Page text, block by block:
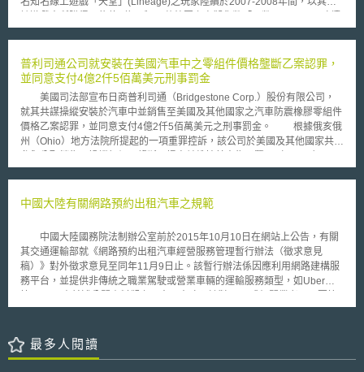
轉賣給其他約2000位遊戲玩家，以賺取價差。該案於2008年經釜山檢察廳
以5百萬及3百萬韓圜之罰金。經兩名玩家提起正式裁判請求後，釜山地方法
院仍維持簡易判決之結果，僅將罰金降至4百萬及2百萬韓圜。兩名玩家仍以
不服判決為理由上訴至釜山高等法院。於此一上訴審中，釜山高等法院即以
該交易所使用之虛擬貨幣並非來自於線上賭博遊戲或其他射悻性之途徑，故
不違反韓國遊戲產業振興法施行令第18條 之3之規定，改判兩名玩家無罪。
就此一上訴審判決，檢察廳另以該知名線上遊戲仍帶有諸多射悻或運氣成
分，從而其取得虛擬貨幣之方式與賭博遊戲相似為理由，向最高法院提起上
上訴，本案判決確定。 對於此一判決，各方反應並不一致。於最高法
基於法院認定本案缺乏相關認定「不正常遊戲管道」是否存在之證據，而並
業界均認為，此一判決之作成確實開啟了線上遊戲中另一種獲利市場之可能
性。如再配合2009年9月韓國法院所作成對於線上遊戲中的虛擬貨幣交易須
課徵10%加值稅的判決進行觀察，則此種交易方式是否會對於韓國整體遊戲
產業發生結構性之重大影響，應值得期待。
普利司通公司就安裝在美國汽車中之零組件價格壟斷乙案認罪，
並同意支付4億2仟5佰萬美元刑事罰金
美國司法部宣布日商普利司通（Bridgestone Corp.）股份有限公司，
就其共謀操縱安裝於汽車中並銷售至美國及其他國家之汽車防震橡膠零組件
價格乙案認罪，並同意支付4億2仟5佰萬美元之刑事罰金。 根據俄亥俄
州（Ohio）地方法院所提起的一項重罪控訴，該公司於美國及其他國家共謀
產（Nissan）汽車公司、富士重工業（Fuji Heavy Industries）公司、鈴木
司、加盟和供應商之汽車防震橡膠零組件價格。除了刑事罰金外，普利司通
agreement），業經法院批准。 在2011年10月，普利司通公司即因
「海洋軟管」（marine hose）乙案涉嫌壟斷價格及違反「海外貪污防治
法」（Foreign Corrupt Practices Act）而遭控訴，經認罪協議並支付2仟8
佰萬美元罰金。但於是案答辯中，該公司並未就其同時涉及防震橡膠零組件
共謀操縱價格乙情，主動為揭露。該公司未主動揭露上情，乃是本次罰金高
費者之行為，負起責任。」普利司通公司遭指控因價格壟斷違反謝爾曼法
案，依法最重可處1億美元之刑事罰金。如企業因犯罪所獲利益之兩倍數
中國大陸有關網路預約出租汽車之規範
中國大陸國務院法制辦公室前於2015年10月10日在網站上公告，有關
其交通運輸部就《網路預約出租汽車經營服務管理暫行辦法（徵求意見
稿）》對外徵求意見至同年11月9日止。該暫行辦法係因應利用網路建構服
務平台，並提供非傳統之職業駕駛或營業車輛的運輸服務類型，如Uber
合從事網路預約出租汽車經營服務，即納入交通運輸主管部門之管制範圍。
網路預約出租汽車經營者（實際提供服務之業者）二大類，並分別進行管
理，如不得提供類似計程車之巡遊載客。 此外，依目前規劃，國務院
最多人閱讀